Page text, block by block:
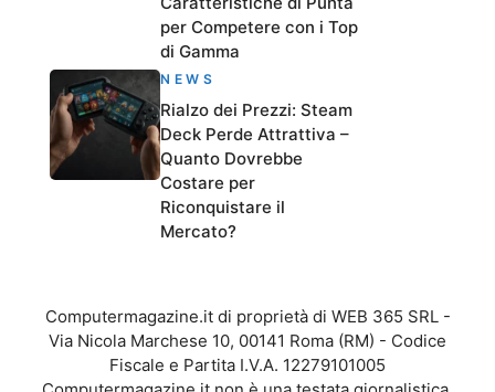
per Competere con i Top
di Gamma
NEWS
Rialzo dei Prezzi: Steam
Deck Perde Attrattiva –
Quanto Dovrebbe
Costare per
Riconquistare il
Mercato?
Computermagazine.it di proprietà di WEB 365 SRL -
Via Nicola Marchese 10, 00141 Roma (RM) - Codice
Fiscale e Partita I.V.A. 12279101005